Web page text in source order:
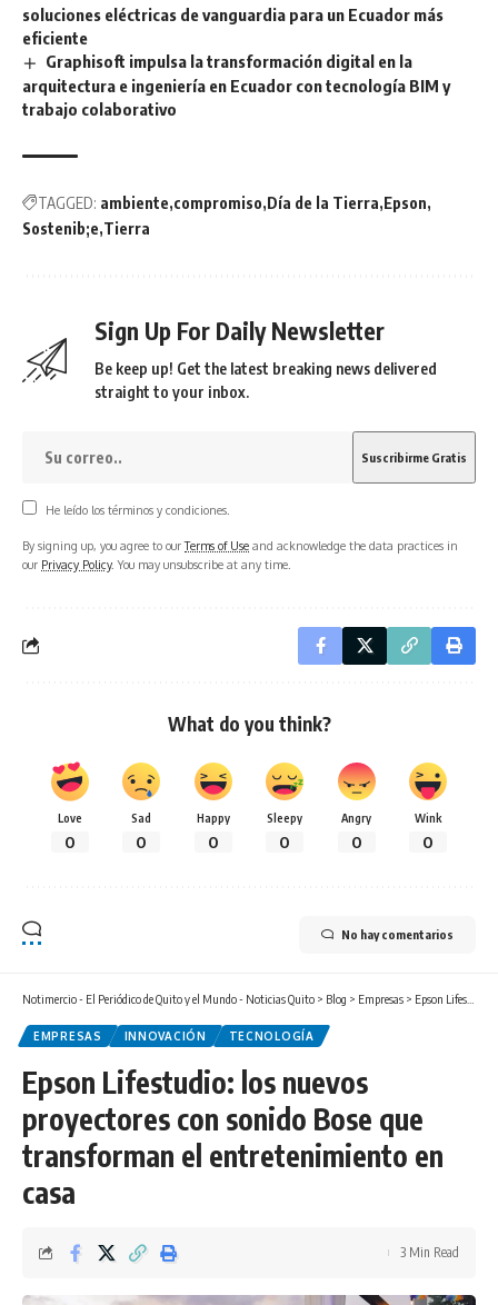
soluciones eléctricas de vanguardia para un Ecuador más
eficiente
Graphisoft impulsa la transformación digital en la
arquitectura e ingeniería en Ecuador con tecnología BIM y
trabajo colaborativo
TAGGED: ambiente compromiso Día de la Tierra Epson
Sostenib;e Tierra
Sign Up For Daily Newsletter
Be keep up! Get the latest breaking news delivered
straight to your inbox.
He leído los términos y condiciones.
By signing up, you agree to ourTerms of Use and acknowledge the data practices in
our Privacy Policy. You may unsubscribe at any time.
What do you think?
Love
0
Sad
0
Happy
0
Sleepy
0
Angry
0
Wink
0
No hay comentarios
Notimercio - El Periódico de Quito y el Mundo - Noticias Quito > Blog > Empresas > Epson Lifestudio: los nuevos proyectores con sonido Bose que transforman el entretenimiento en casa
EMPRESAS INNOVACIÓN TECNOLOGÍA
Epson Lifestudio: los nuevos
proyectores con sonido Bose que
transforman el entretenimiento en
casa
3 Min Read